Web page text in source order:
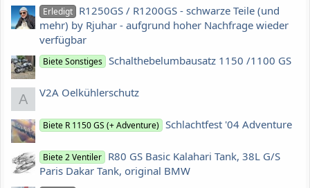
Erledigt R1250GS / R1200GS - schwarze Teile (und
mehr) by Rjuhar - aufgrund hoher Nachfrage wieder
verfügbar
Biete Sonstiges Schalthebelumbausatz 1150 /1100 GS
A V2A Oelkühlerschutz
Biete R 1150 GS (+ Adventure) Schlachtfest '04 Adventure
Biete 2 Ventiler R80 GS Basic Kalahari Tank, 38L G/S
Paris Dakar Tank, original BMW